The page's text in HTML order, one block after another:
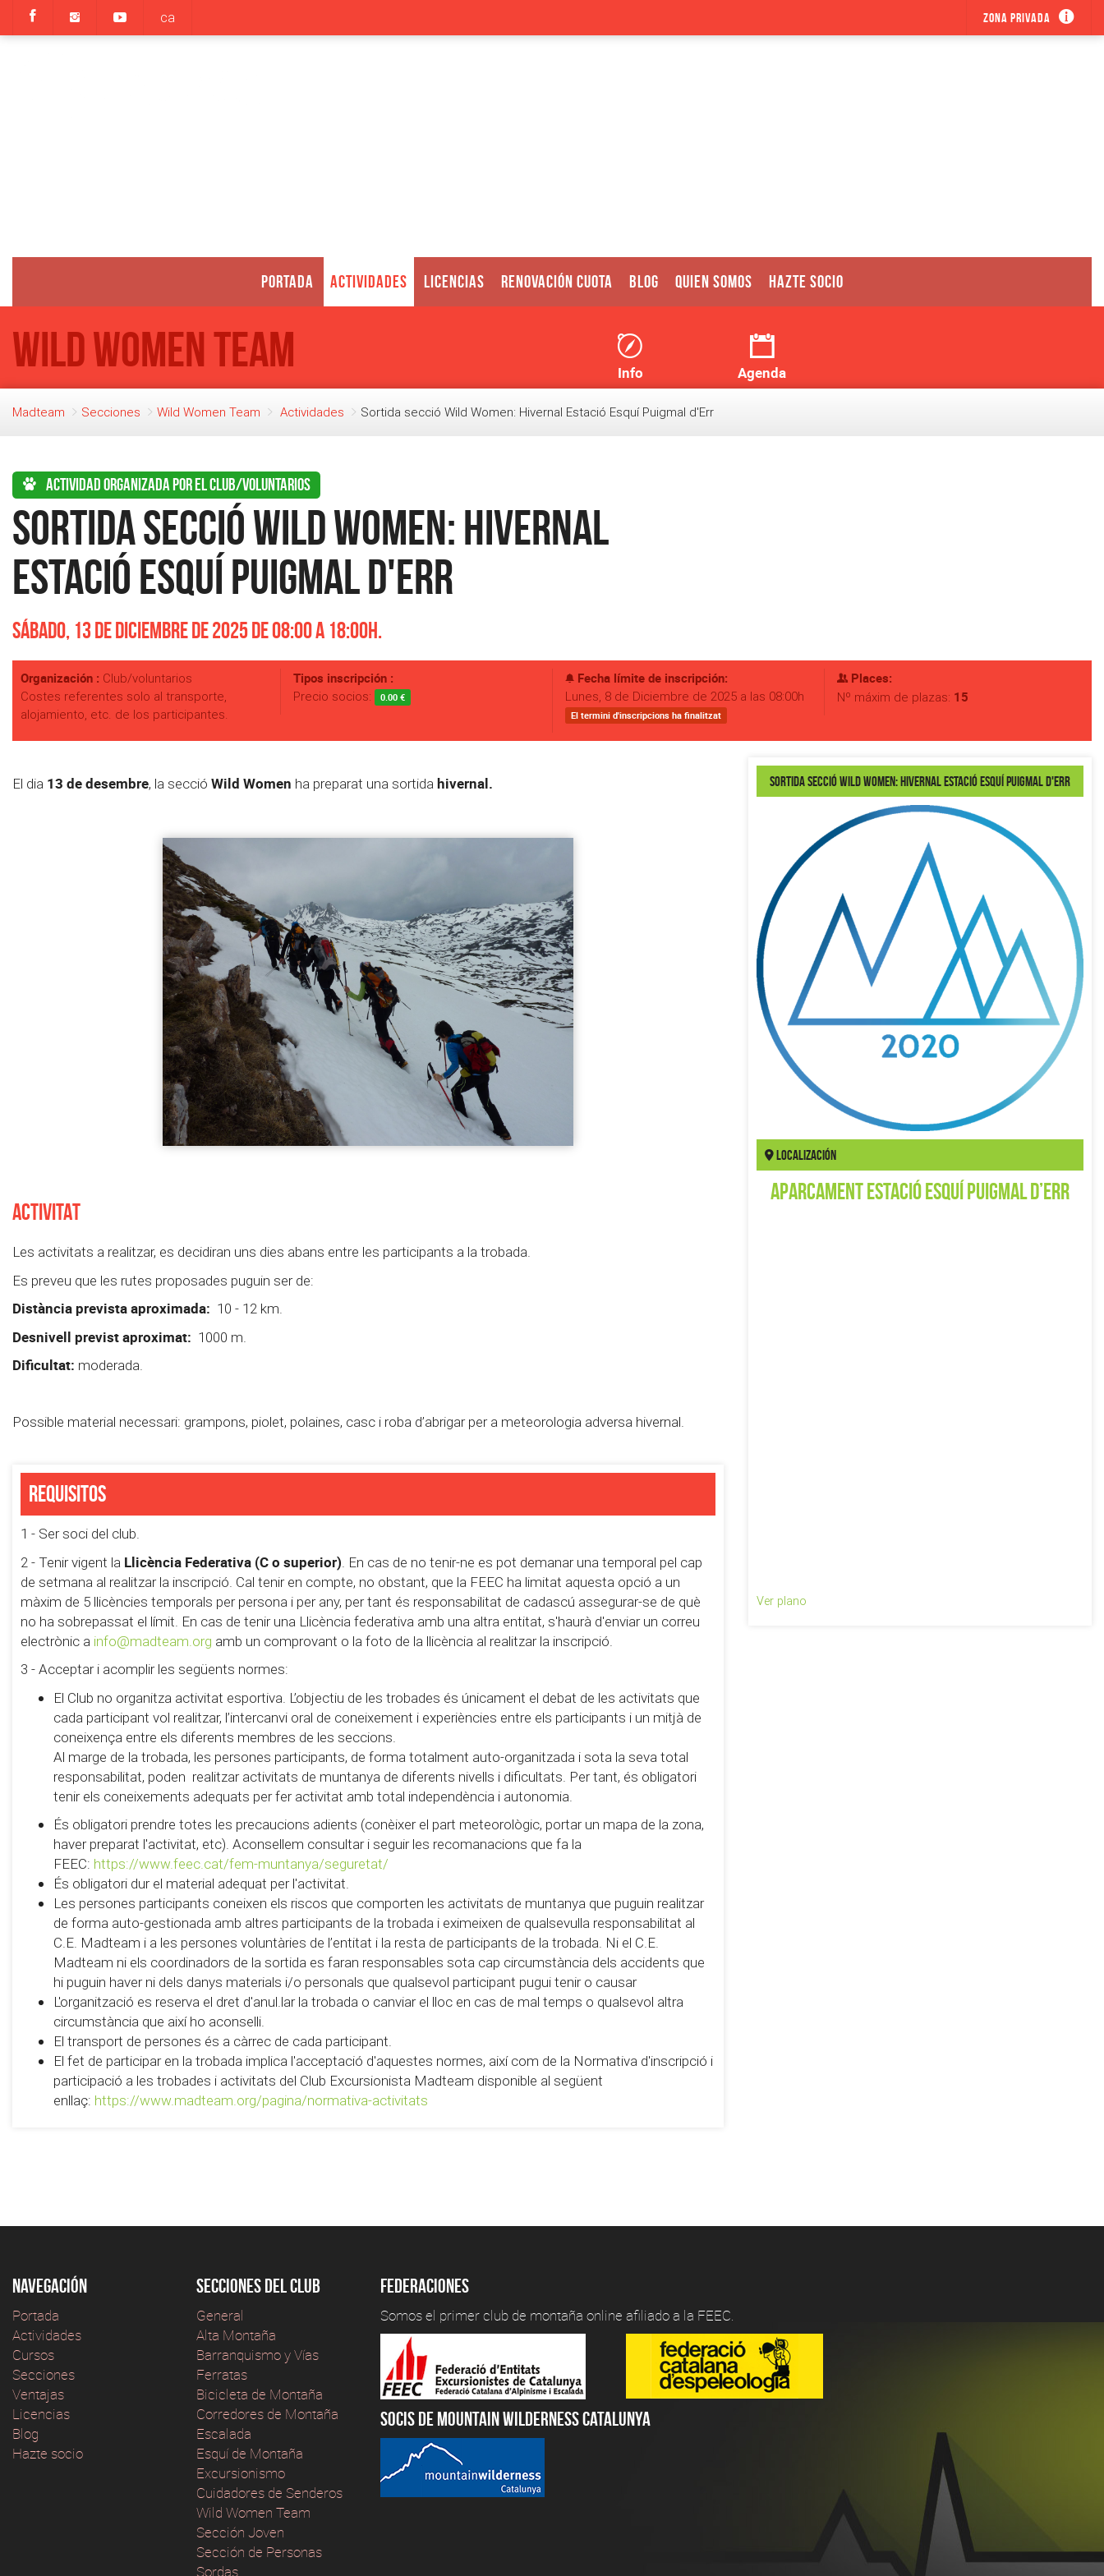
ca Zona privada
PORTADA ACTIVIDADES LICENCIAS RENOVACIÓN CUOTA BLOG QUIEN SOMOS HAZTE SOCIO
Wild Women Team Info Agenda
Madteam Secciones Wild Women Team Actividades Sortida secció Wild Women: Hivernal Estació Esquí Puigmal d'Err
Actividad organizada por el club/voluntarios
Sortida secció Wild Women: Hivernal
Estació Esquí Puigmal d'Err
Sábado, 13 de Diciembre de 2025 de 08:00 a 18:00h.
Organización : Club/voluntarios
Costes referentes solo al transporte,
alojamiento, etc. de los participantes.
Tipos inscripción :
Precio socios: 0.00 €
Fecha límite de inscripción:
Lunes, 8 de Diciembre de 2025 a las 08:00h
El termini d'inscripcions ha finalitzat
Places:
Nº máxim de plazas: 15
El dia 13 de desembre, la secció Wild Women ha preparat una sortidahivernal.
ACTIVITAT
Les activitats a realitzar, es decidiran uns dies abans entre les participants a la trobada.
Es preveu que les rutes proposades puguin ser de:
Distància prevista aproximada: 10 - 12 km.
Desnivell previst aproximat: 1000 m.
Dificultat: moderada.
Possible material necessari: grampons, piolet, polaines, casc i roba d’abrigar per a meteorologia adversa hivernal.
Requisitos
1 - Ser soci del club.
2 - Tenir vigent la Llicència Federativa (C o superior). En cas de no tenir-ne es pot demanar una temporal pel cap
de setmana al realitzar la inscripció. Cal tenir en compte, no obstant, que la FEEC ha limitat aquesta opció a un
màxim de 5 llicències temporals per persona i per any, per tant és responsabilitat de cadascú assegurar-se de què
no ha sobrepassat el límit. En cas de tenir una Llicència federativa amb una altra entitat, s'haurà d'enviar un correu
electrònic a info@madteam.org amb un comprovant o la foto de la llicència al realitzar la inscripció.
3 - Acceptar i acomplir les següents normes:
El Club no organitza activitat esportiva. L’objectiu de les trobades és únicament el debat de les activitats que
cada participant vol realitzar, l’intercanvi oral de coneixement i experiències entre els participants i un mitjà de
coneixença entre els diferents membres de les seccions.
Al marge de la trobada, les persones participants, de forma totalment auto-organitzada i sota la seva total
responsabilitat, poden realitzar activitats de muntanya de diferents nivells i dificultats. Per tant, és obligatori
tenir els coneixements adequats per fer activitat amb total independència i autonomia.
És obligatori prendre totes les precaucions adients (conèixer el part meteorològic, portar un mapa de la zona,
haver preparat l'activitat, etc). Aconsellem consultar i seguir les recomanacions que fa la
FEEC: https://www.feec.cat/fem-muntanya/seguretat/
És obligatori dur el material adequat per l'activitat.
Les persones participants coneixen els riscos que comporten les activitats de muntanya que puguin realitzar
de forma auto-gestionada amb altres participants de la trobada i eximeixen de qualsevulla responsabilitat al
C.E. Madteam i a les persones voluntàries de l’entitat i la resta de participants de la trobada. Ni el C.E.
Madteam ni els coordinadors de la sortida es faran responsables sota cap circumstància dels accidents que
hi puguin haver ni dels danys materials i/o personals que qualsevol participant pugui tenir o causar
L'organització es reserva el dret d'anul.lar la trobada o canviar el lloc en cas de mal temps o qualsevol altra
circumstància que així ho aconselli.
El transport de persones és a càrrec de cada participant.
El fet de participar en la trobada implica l'acceptació d'aquestes normes, així com de la Normativa d'inscripció i
participació a les trobades i activitats del Club Excursionista Madteam disponible al següent
enllaç: https://www.madteam.org/pagina/normativa-activitats
Sortida secció Wild Women: Hivernal Estació Esquí Puigmal d'Err
Localización
Aparcament Estació Esquí Puigmal d’Err
Ver plano
Navegación
Portada
Actividades
Cursos
Secciones
Ventajas
Licencias
Blog
Hazte socio
Secciones del club
General
Alta Montaña
Barranquismo y Vías
Ferratas
Bicicleta de Montaña
Corredores de Montaña
Escalada
Esquí de Montaña
Excursionismo
Cuidadores de Senderos
Wild Women Team
Sección Joven
Sección de Personas
Sordas
Federaciones
Somos el primer club de montaña online afiliado a la FEEC.
Socis de Mountain Wilderness Catalunya